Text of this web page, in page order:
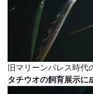
旧マリーンパレス時代
タチウオの飼育展示に